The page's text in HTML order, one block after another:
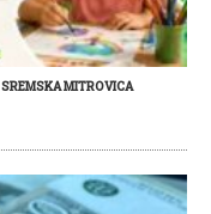
SREMSKA MITROVICA